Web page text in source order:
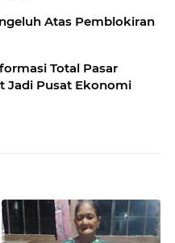
Atas Pemblokiran
Total Pasar
Jadi Pusat Ekonomi